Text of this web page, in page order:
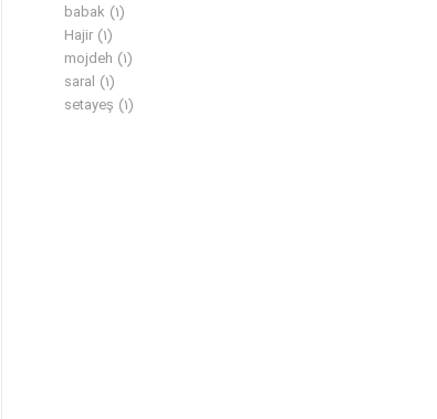
babak (1)
Hajir (1)
mojdeh (1)
saral (1)
setayeş (1)